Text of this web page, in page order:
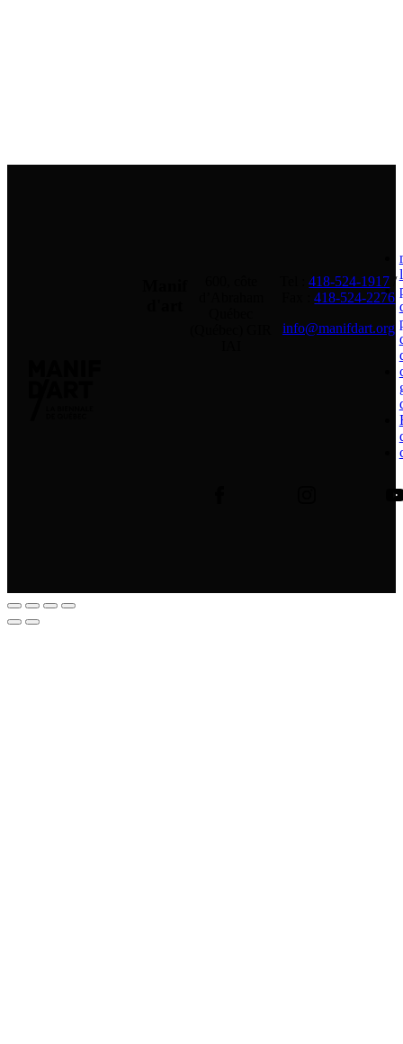
Tel :418-524-1917 /
Fax :418-524-2276
info@manifdart.org